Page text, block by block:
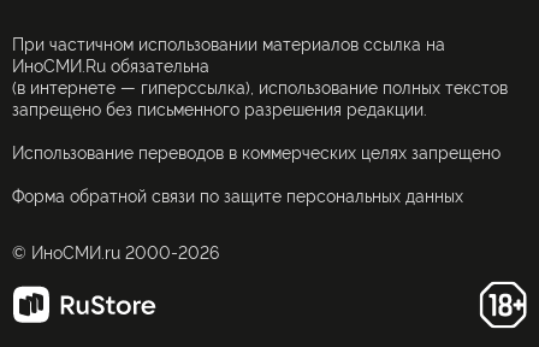
При частичном использовании материалов ссылка на
ИноСМИ.Ru обязательна
(в интернете — гиперссылка), использование полных текстов
запрещено без письменного разрешения редакции.
Использование переводов в коммерческих целях запрещено
Форма обратной связи по защите персональных данных
© ИноСМИ.ru 2000-2026